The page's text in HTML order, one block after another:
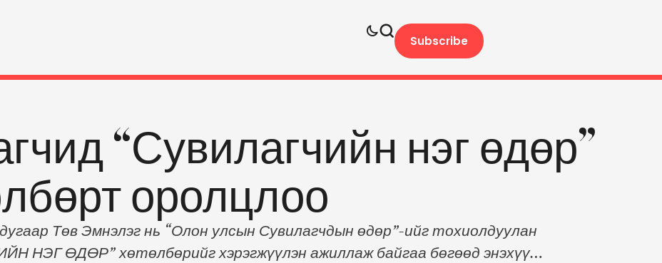
Subscribe
“Сувилагчийн нэг өдөр”
оролцлоо
Төв Эмнэлэг нь “Олон улсын Сувилагчдын өдөр”-ийг тохиолдуулан
НЭГ ӨДӨР” хөтөлбөрийг хэрэгжүүлэн ажиллаж байгаа бөгөөд энэхүү